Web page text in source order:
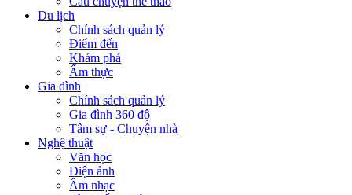
Du lịch
Chính sách quản lý
Điểm đến
Khám phá
Ẩm thực
Gia đình
Chính sách quản lý
Gia đình 360 độ
Tâm sự - Chuyện nhà
Nghệ thuật
Văn học
Điện ảnh
Âm nhạc